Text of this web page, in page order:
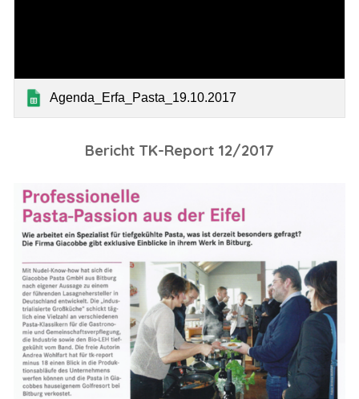
Agenda_Erfa_Pasta_19.10.2017
Bericht TK-Report 12/2017